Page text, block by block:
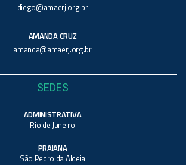
diego@amaerj.org.br
AMANDA CRUZ
amanda@amaerj.org.br
SEDES
ADMINISTRATIVA
Rio de Janeiro
PRAIANA
São Pedro da Aldeia